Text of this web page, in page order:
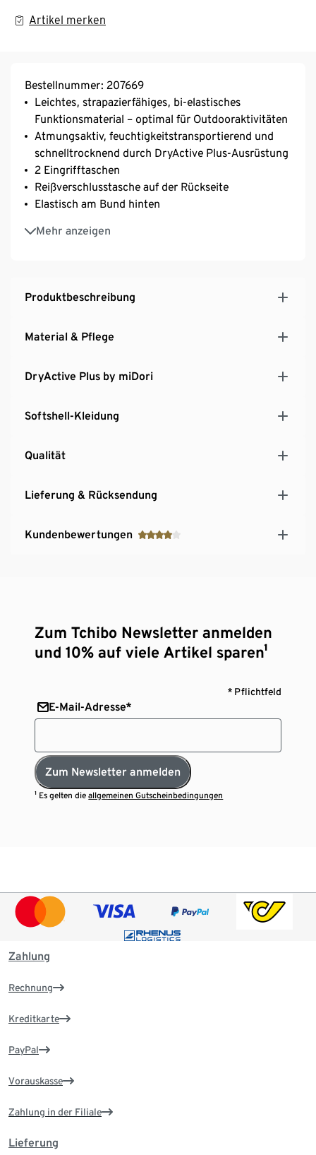
Artikel merken
Bestellnummer: 207669
Leichtes, strapazierfähiges, bi-elastisches
Funktionsmaterial – optimal für Outdooraktivitäten
Atmungsaktiv, feuchtigkeitstransportierend und
schnelltrocknend durch DryActive Plus-Ausrüstung
2 Eingrifftaschen
Reißverschlusstasche auf der Rückseite
Elastisch am Bund hinten
Mehr anzeigen
Mit Gürtelschlaufen
Produktbeschreibung
Material & Pflege
DryActive Plus by miDori
Softshell-Kleidung
Qualität
Lieferung & Rücksendung
Kundenbewertungen
Zum Tchibo Newsletter anmelden
und 10% auf viele Artikel sparen¹
* Pflichtfeld
E-Mail-Adresse*
Zum Newsletter anmelden
¹ Es gelten dieallgemeinen Gutscheinbedingungen
Zahlung
Rechnung
Kreditkarte
PayPal
Vorauskasse
Zahlung in der Filiale
Lieferung